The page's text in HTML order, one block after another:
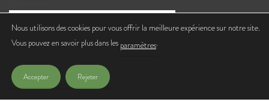
J'accepte de recevoir les lettres d'infos de l'Office de Tourisme
Nous utilisons des cookies pour vous offrir la meilleure expérience sur notre site.
Vous pouvez en savoir plus dans les paramètres.
Accepter Rejeter